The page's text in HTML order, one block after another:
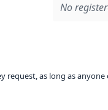
No
request, as long as